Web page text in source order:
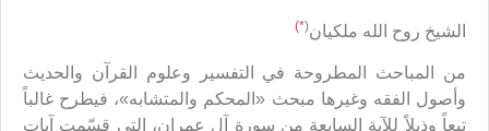
الشيخ روح الله ملكيان(
*)
من المباحث المطروحة في التفسير وعلوم القرآن والحديث
وأصول الفقه وغيرها مبحث «المحكم والمتشابه»، فيطرح غالباً
تبعاً وذيلاً للآية السابعة من سورة آل عمران، التي قسّمت آيات